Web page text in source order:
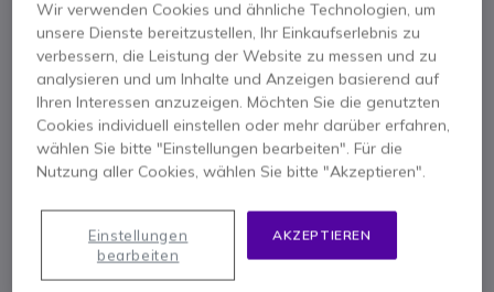
Samsung BE43FX-H Business TV 43''
899,95 €
342,95 €
408,11 € Inkl. MwSt.
Samsung BE65FX-H  Business TV 65''
1.499,95 €
693,71 € Inkl. MwSt.
Samsung BE75FX-H Business TV 75''
Wir verwenden Cookies und ähnliche Technologien, um
unsere Dienste bereitzustellen, Ihr Einkaufserlebnis zu
verbessern, die Leistung der Website zu messen und zu
analysieren und um Inhalte und Anzeigen basierend auf
Ihren Interessen anzuzeigen. Möchten Sie die genutzten
Cookies individuell einstellen oder mehr darüber erfahren,
wählen Sie bitte "Einstellungen bearbeiten". Für die
Nutzung aller Cookies, wählen Sie bitte "Akzeptieren".
AKZEPTIEREN
Einstellungen
bearbeiten